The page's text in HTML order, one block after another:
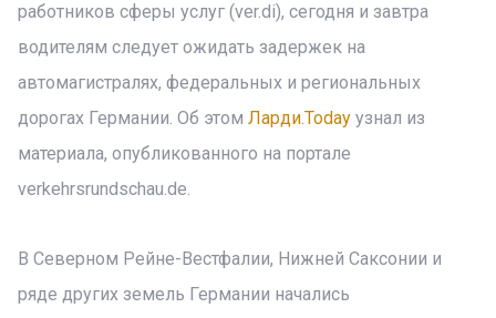
работников сферы услуг (ver.di), сегодня и завтра
водителям следует ожидать задержек на
автомагистралях, федеральных и региональных
дорогах Германии. Об этом Ларди.Today узнал из
материала, опубликованного на портале
verkehrsrundschau.de.
В Северном Рейне-Вестфалии, Нижней Саксонии и
ряде других земель Германии начались